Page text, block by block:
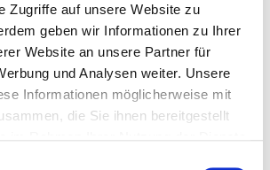
Zugriffe auf unsere Website zu
geben wir Informationen zu Ihrer
Website an unsere Partner für
und Analysen weiter. Unsere
Informationen möglicherweise mit
die Sie ihnen bereitgestellt